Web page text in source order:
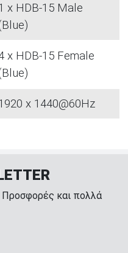
x HDB-15 Male
x HDB-15 Female
x 1440@60Hz
Προσφορές και πολλά